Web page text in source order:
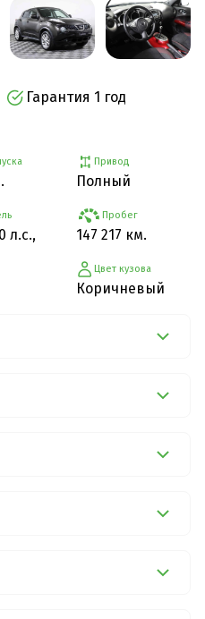
Гарантия 1 год
л.с.,
Привод
Полный
Пробег
147 217 км.
Цвет кузова
Коричневый